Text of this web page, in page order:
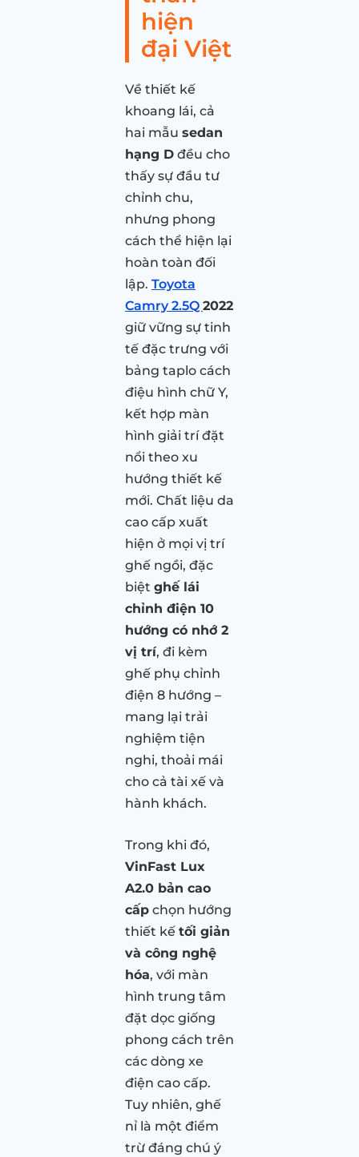
hiện
đại Việt
Về thiết kế
khoang lái, cả
hai mẫu sedan
hạng D đều cho
thấy sự đầu tư
chỉnh chu,
nhưng phong
cách thể hiện lại
hoàn toàn đối
lập. Toyota
Camry 2.5Q 2022
giữ vững sự tinh
tế đặc trưng với
bảng taplo cách
điệu hình chữ Y,
kết hợp màn
hình giải trí đặt
nổi theo xu
hướng thiết kế
mới. Chất liệu da
cao cấp xuất
hiện ở mọi vị trí
ghế ngồi, đặc
biệt ghế lái
chỉnh điện 10
hướng có nhớ 2
vị trí, đi kèm
ghế phụ chỉnh
điện 8 hướng –
mang lại trải
nghiệm tiện
nghi, thoải mái
cho cả tài xế và
hành khách.
Trong khi đó,
VinFast Lux
A2.0 bản cao
cấp chọn hướng
thiết kế tối giản
và công nghệ
hóa, với màn
hình trung tâm
đặt dọc giống
phong cách trên
các dòng xe
điện cao cấp.
Tuy nhiên, ghế
nỉ là một điểm
trừ đáng chú ý